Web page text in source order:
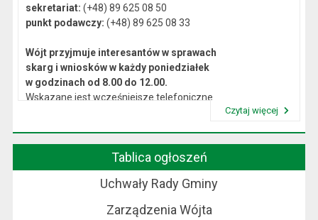
sekretariat: (+48) 89 625 08 50
punkt podawczy: (+48) 89 625 08 33
Wójt przyjmuje interesantów w sprawach
skarg i wniosków w każdy poniedziałek
w godzinach od 8.00 do 12.00.
Wskazane jest wcześniejsze telefoniczne
Czytaj więcej
Tablica ogłoszeń
Uchwały Rady Gminy
Zarządzenia Wójta